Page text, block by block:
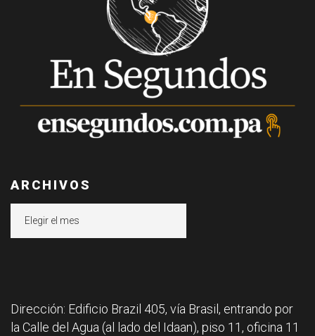
ARCHIVOS
Dirección: Edificio Brazil 405, vía Brasil, entrando por
la Calle del Agua (al lado del Idaan), piso 11, oficina 11